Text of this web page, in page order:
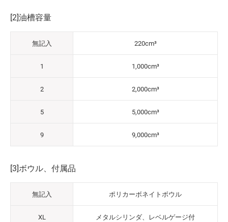
[2]油槽容量
無記入 220cm³
1 1,000cm³
2 2,000cm³
5 5,000cm³
9 9,000cm³
[3]ボウル、付属品
無記入 ポリカーボネイトボウル
XL メタルシリンダ、レベルゲージ付